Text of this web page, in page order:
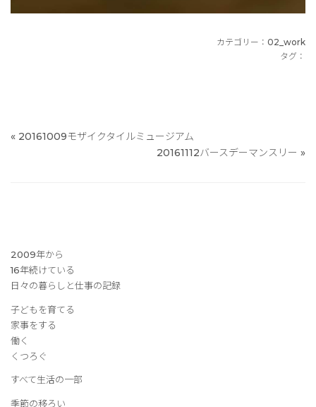
カテゴリー： 02_work
タグ：
« 20161009モザイクタイルミュージアム
20161112バースデーマンスリー »
2009年から
16年続けている
日々の暮らしと仕事の記録
子どもを育てる
家事をする
働く
くつろぐ
すべて生活の一部
季節の移ろい